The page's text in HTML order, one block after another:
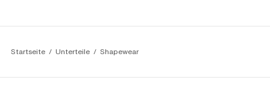
Startseite Unterteile Shapewear